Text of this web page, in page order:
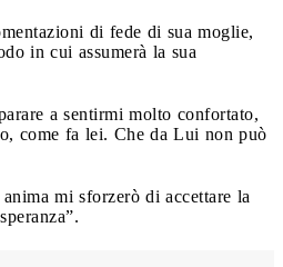
di fede di sua moglie,
in cui assumerà la sua
a sentirmi molto confortato,
come fa lei. Che da Lui non può
mi sforzerò di accettare la